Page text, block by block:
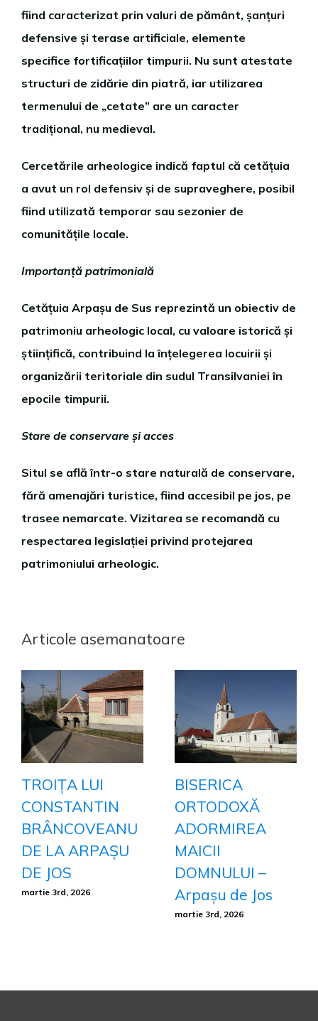
fiind caracterizat prin valuri de pământ, șanțuri
defensive și terase artificiale, elemente
specifice fortificațiilor timpurii. Nu sunt atestate
structuri de zidărie din piatră, iar utilizarea
termenului de „cetate” are un caracter
tradițional, nu medieval.
Cercetările arheologice indică faptul că cetățuia
a avut un rol defensiv și de supraveghere, posibil
fiind utilizată temporar sau sezonier de
comunitățile locale.
Importanță patrimonială
Cetățuia Arpașu de Sus reprezintă un obiectiv de
patrimoniu arheologic local, cu valoare istorică și
științifică, contribuind la înțelegerea locuirii și
organizării teritoriale din sudul Transilvaniei în
epocile timpurii.
Stare de conservare și acces
Situl se află într-o stare naturală de conservare,
fără amenajări turistice, fiind accesibil pe jos, pe
trasee nemarcate. Vizitarea se recomandă cu
respectarea legislației privind protejarea
patrimoniului arheologic.
Articole asemanatoare
TROIȚA LUI
CONSTANTIN
BRÂNCOVEANU
DE LA ARPAȘU
DE JOS
martie 3rd, 2026
BISERICA
ORTODOXĂ
ADORMIREA
MAICII
DOMNULUI –
Arpașu de Jos
martie 3rd, 2026